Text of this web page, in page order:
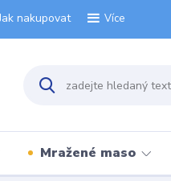
nakupovat Více
Mražené maso